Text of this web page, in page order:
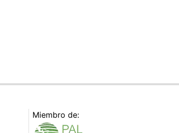
Miembro de: